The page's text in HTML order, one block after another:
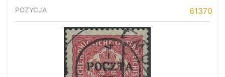
61370